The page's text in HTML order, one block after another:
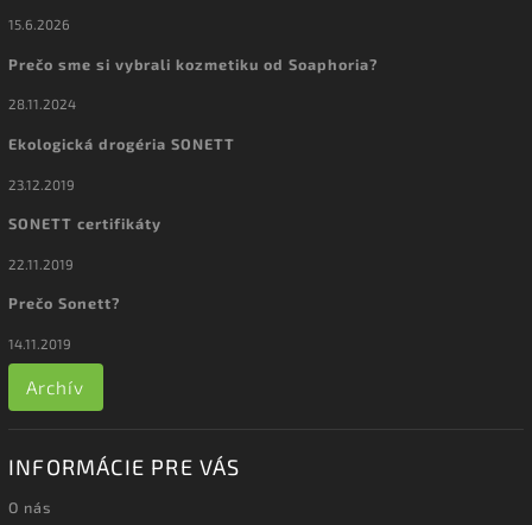
15.6.2026
Prečo sme si vybrali kozmetiku od Soaphoria?
28.11.2024
Ekologická drogéria SONETT
23.12.2019
SONETT certifikáty
22.11.2019
Prečo Sonett?
14.11.2019
Archív
INFORMÁCIE PRE VÁS
O nás